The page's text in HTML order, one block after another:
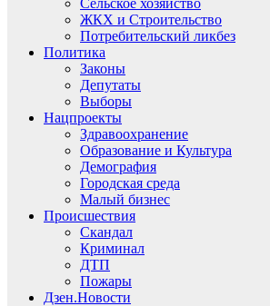
Сельское хозяйство
ЖКХ и Строительство
Потребительский ликбез
Политика
Законы
Депутаты
Выборы
Нацпроекты
Здравоохранение
Образование и Культура
Демография
Городская среда
Малый бизнес
Происшествия
Скандал
Криминал
ДТП
Пожары
Дзен.Новости